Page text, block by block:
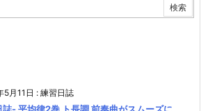
5月11日 : 練習日誌